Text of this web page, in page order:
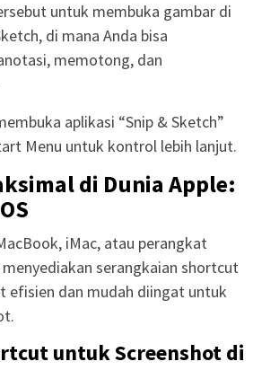
untuk membuka gambar di
di mana Anda bisa
memotong, dan
aplikasi “Snip & Sketch”
Menu untuk kontrol lebih lanjut.
di Dunia Apple:
iMac, atau perangkat
menyediakan serangkaian shortcut
efisien dan mudah diingat untuk
untuk Screenshot di